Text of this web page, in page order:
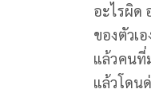
อะไรผิด
ของตัวเ
แล้วคนที่
แล้วโดน